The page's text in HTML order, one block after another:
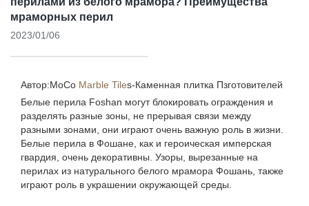
мраморных перил
2023/01/06
Автор:MoCo Marble Tiles-Каменная плитка Пзготовителей
Белые перила Foshan могут блокировать ограждения и
разделять разные зоны, не прерывая связи между
разными зонами, они играют очень важную роль в жизни.
Белые перила в Фошане, как и героическая имперская
гвардия, очень декоративны. Узоры, вырезанные на
перилах из натурального белого мрамора Фошань, также
играют роль в украшении окружающей среды.